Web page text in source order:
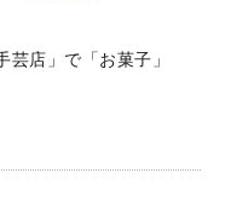
芸店」で「お菓子」